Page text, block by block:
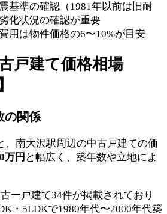
基準の確認（1981年以前は旧耐
化状況の確認が重要
用は物件価格の6〜10%が目安
戸建て価格相場
の関係
、南大沢駅周辺の中古戸建ての価
万円 と幅広く、築年数や立地によ
一戸建て34件が掲載されており
・5LDKで1980年代〜2000年代築